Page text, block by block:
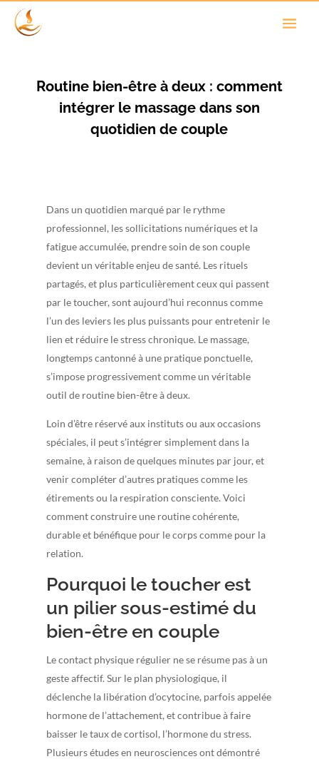
Routine bien-être à deux : comment
intégrer le massage dans son
quotidien de couple
Dans un quotidien marqué par le rythme
professionnel, les sollicitations numériques et la
fatigue accumulée, prendre soin de son couple
devient un véritable enjeu de santé. Les rituels
partagés, et plus particulièrement ceux qui passent
par le toucher, sont aujourd’hui reconnus comme
l’un des leviers les plus puissants pour entretenir le
lien et réduire le stress chronique. Le massage,
longtemps cantonné à une pratique ponctuelle,
s’impose progressivement comme un véritable
outil de routine bien-être à deux.
Loin d’être réservé aux instituts ou aux occasions
spéciales, il peut s’intégrer simplement dans la
semaine, à raison de quelques minutes par jour, et
venir compléter d’autres pratiques comme les
étirements ou la respiration consciente. Voici
comment construire une routine cohérente,
durable et bénéfique pour le corps comme pour la
relation.
Pourquoi le toucher est
un pilier sous-estimé du
bien-être en couple
Le contact physique régulier ne se résume pas à un
geste affectif. Sur le plan physiologique, il
déclenche la libération d’ocytocine, parfois appelée
hormone de l’attachement, et contribue à faire
baisser le taux de cortisol, l’hormone du stress.
Plusieurs études en neurosciences ont démontré